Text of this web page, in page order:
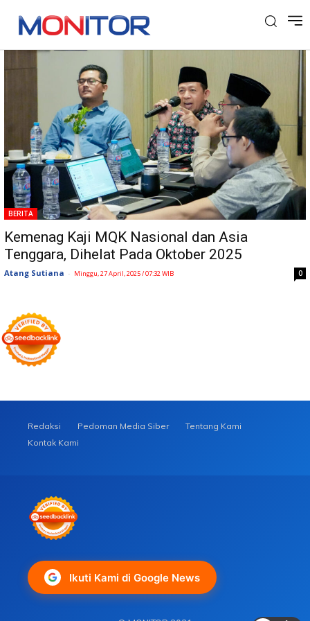
Tag: MQK Nasional
BERITA
Kemenag Kaji MQK Nasional dan Asia
Tenggara, Dihelat Pada Oktober 2025
Atang Sutiana - Minggu, 27 April, 2025 / 07:32 WIB 0
Redaksi Pedoman Media Siber
Tentang Kami
Kontak Kami
Ikuti Kami di Google News